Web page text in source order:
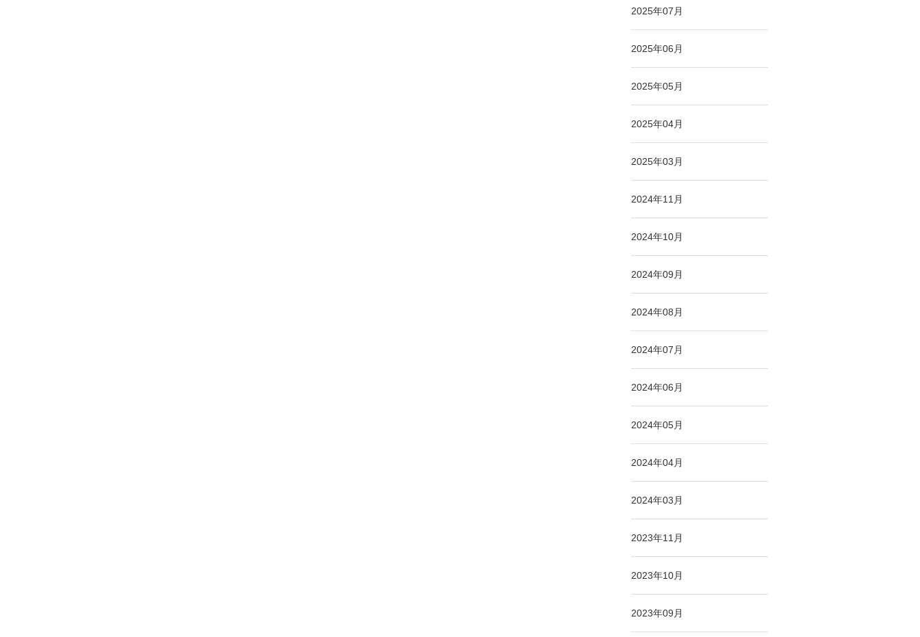
2025年07月
2025年06月
2025年05月
2025年04月
2025年03月
2024年11月
2024年10月
2024年09月
2024年08月
2024年07月
2024年06月
2024年05月
2024年04月
2024年03月
2023年11月
2023年10月
2023年09月